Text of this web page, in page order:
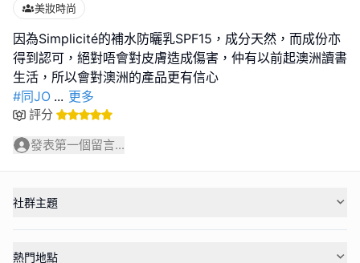
美妝時尚
因為Simplicité的補水防曬乳SPF15，成分天然，而成份亦
得到認可，絕對唔會對皮膚造成傷害，仲有以前起澳洲讀書
#同JO ... 更多
評分
發表第一個留言...
社群主題
熱門地點